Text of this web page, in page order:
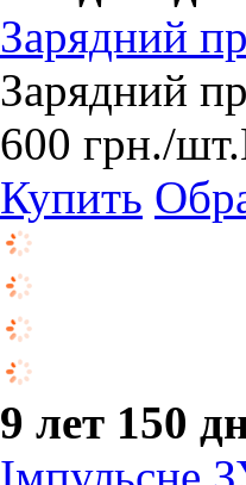
Зарядний
Зарядний
600 грн./шт.
Купить
9 лет 150